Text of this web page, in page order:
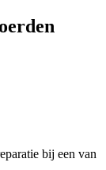
bij een van